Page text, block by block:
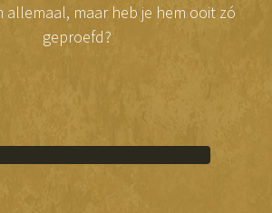
allemaal, maar heb je hem ooit zó
geproefd?